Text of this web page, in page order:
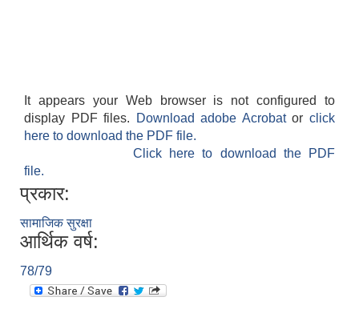
It appears your Web browser is not configured to
display PDF files.
Download adobe Acrobatorclick
here to download the PDF file.
Click here to download the PDF
file.
प्रकार:
सामाजिक सुरक्षा
आर्थिक वर्ष:
78/79